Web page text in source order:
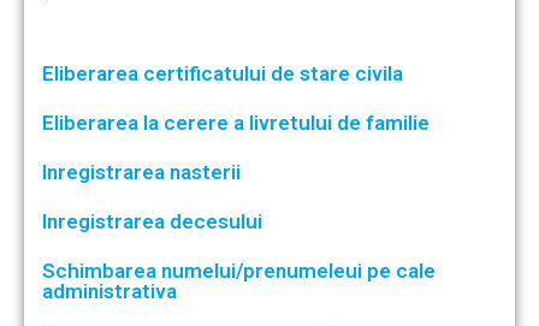
Eliberarea certificatului de stare civila
Eliberarea la cerere a livretului de familie
Inregistrarea nasterii
Inregistrarea decesului
Schimbarea numelui/prenumeleui pe cale
administrativa